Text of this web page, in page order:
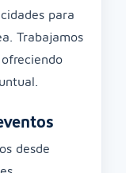
para
Trabajamos
desde